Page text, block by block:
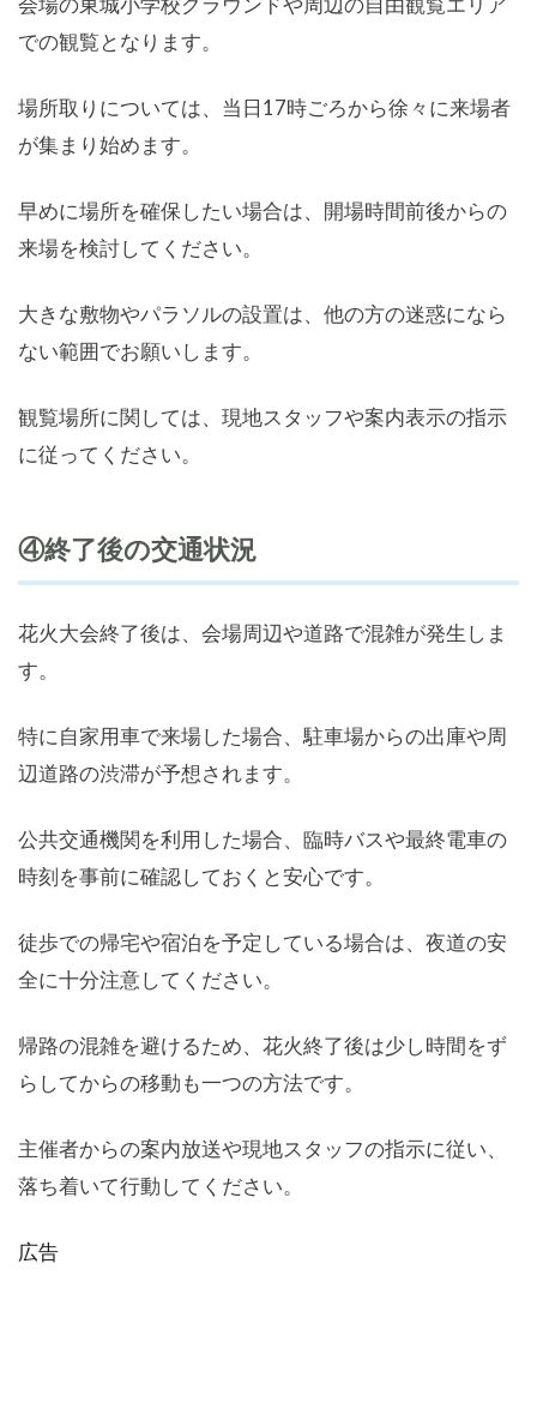
での観覧となります。
場所取りについては、当日17時ごろから徐々に来場者
が集まり始めます。
早めに場所を確保したい場合は、開場時間前後からの
来場を検討してください。
大きな敷物やパラソルの設置は、他の方の迷惑になら
ない範囲でお願いします。
観覧場所に関しては、現地スタッフや案内表示の指示
に従ってください。
④終了後の交通状況
花火大会終了後は、会場周辺や道路で混雑が発生しま
す。
特に自家用車で来場した場合、駐車場からの出庫や周
辺道路の渋滞が予想されます。
公共交通機関を利用した場合、臨時バスや最終電車の
時刻を事前に確認しておくと安心です。
徒歩での帰宅や宿泊を予定している場合は、夜道の安
全に十分注意してください。
帰路の混雑を避けるため、花火終了後は少し時間をず
らしてからの移動も一つの方法です。
主催者からの案内放送や現地スタッフの指示に従い、
落ち着いて行動してください。
広告